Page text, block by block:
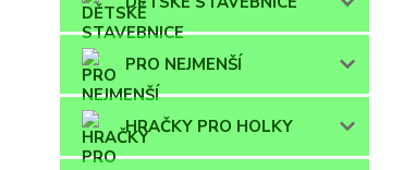
PRO NEJMENŠÍ
HRAČKY PRO HOLKY